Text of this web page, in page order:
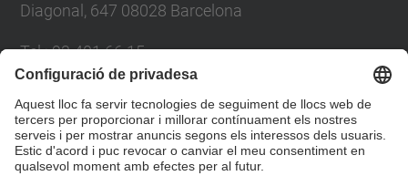
Diagonal, 647 08028 Barcelona
Tel.:93 401 66 15
Directori UPC